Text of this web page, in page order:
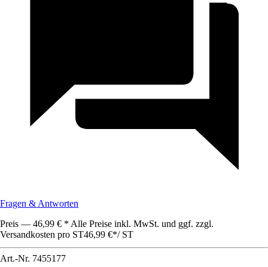
Fragen & Antworten
Preis — 46,99 € * Alle Preise inkl. MwSt. und ggf. zzgl.
Versandkosten pro ST46,99 €*/ ST
Art.-Nr. 7455177